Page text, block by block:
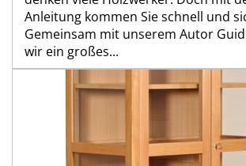
Anleitung kommen Sie schnell und
Gemeinsam mit unserem Autor
wir ein großes...